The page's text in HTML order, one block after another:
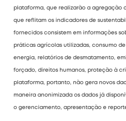
plataforma, que realizarão a agregação
que reflitam os indicadores de
fornecidos consistem em informações
práticas agrícolas utilizadas, consumo
energia, relatórios de desmatamento,
forçado, direitos humanos, proteção à
plataforma, portanto, não gera novos
maneira anonimizada os dados já
o gerenciamento, apresentação e